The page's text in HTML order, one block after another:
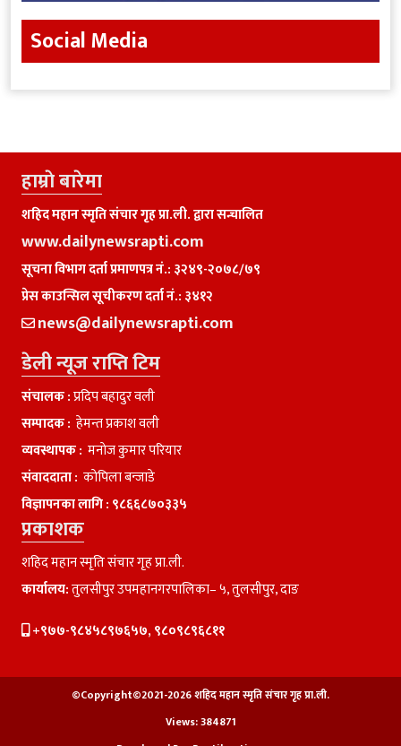
Social Media
हाम्राे बारेमा
शहिद महान स्मृति संचार गृह प्रा.ली. द्वारा सन्चालित
www.dailynewsrapti.com
सूचना विभाग दर्ता प्रमाणपत्र नं.: ३२४९-२०७८/७९
प्रेस काउन्सिल सूचीकरण दर्ता नं.: ३४१२
news@dailynewsrapti.com
डेली न्यूज राप्ति टिम
संचालक :प्रदिप बहादुर वली
सम्पादक : हेमन्त प्रकाश वली
व्यवस्थापक : मनाेज कुमार परियार
संवाददाता : काेपिला बन्जाडे
विज्ञापनका लागि : ९८६६८७०३३५
प्रकाशक
शहिद महान स्मृति संचार गृह प्रा.ली.
कार्यालय:तुलसीपुर उपमहानगरपालिका– ५, तुलसीपुर, दाङ
+९७७-९८४५८९७६५७, ९८०९८९६८११
©Copyright©2021-2026 शहिद महान स्मृति संचार गृह प्रा.ली.
Views:384871